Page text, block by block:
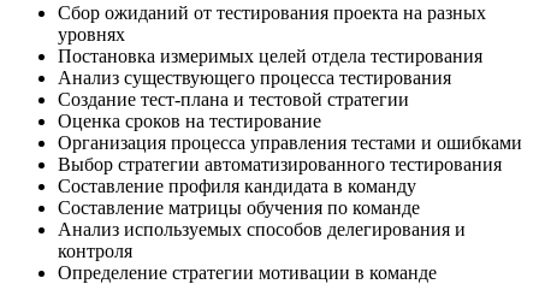
Сбор ожиданий от тестирования проекта на разных
уровнях
Постановка измеримых целей отдела тестирования
Анализ существующего процесса тестирования
Создание тест-плана и тестовой стратегии
Оценка сроков на тестирование
Организация процесса управления тестами и ошибками
Выбор стратегии автоматизированного тестирования
Составление профиля кандидата в команду
Составление матрицы обучения по команде
Анализ используемых способов делегирования и
контроля
Определение стратегии мотивации в команде